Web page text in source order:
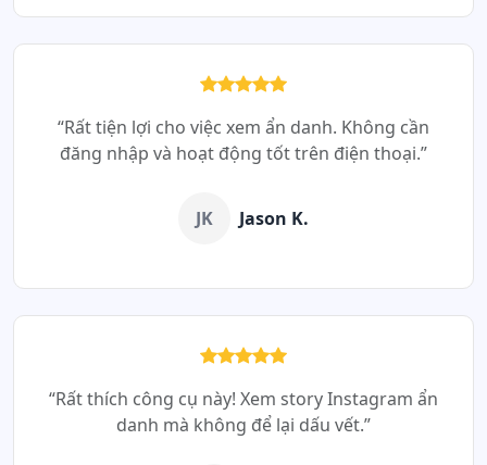
“Rất tiện lợi cho việc xem ẩn danh. Không cần
đăng nhập và hoạt động tốt trên điện thoại.”
JK Jason K.
“Rất thích công cụ này! Xem story Instagram ẩn
danh mà không để lại dấu vết.”